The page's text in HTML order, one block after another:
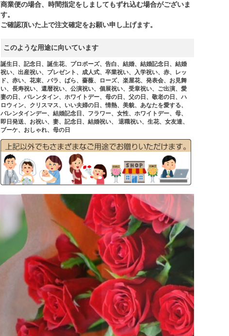
商業便の場合、時間指定をしましてもずれ込む場合がございま
す。
ご確認頂いた上で注文確定をお願い申し上げます。
このような用途に向いています
誕生日、記念日、誕生花、プロポーズ、告白、結婚、結婚記念日、結婚
祝い、出産祝い、プレゼント、成人式、卒業祝い、入学祝い、赤、レッ
ド、赤い、花束、バラ、ばら、薔薇、ローズ、楽屋花、発表会、お見舞
い、長寿祝い、還暦祝い、公演祝い、個展祝い、受章祝い、ご出演、愛
妻の日、バレンタイン、ホワイトデー、母の日、父の日、敬老の日、ハ
ロウィン、クリスマス、いい夫婦の日、情熱、美貌、あなたを愛する、
バレンタインデー、結婚記念日、フラワー、女性、ホワイトデー、母、
即日発送、お祝い、妻、記念日、結婚祝い、 退職祝い、生花、女友達、
ブーケ、おしゃれ、母の日